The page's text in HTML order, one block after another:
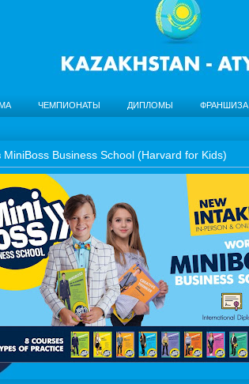
ЧЕМПИОНАТЫ ДИПЛОМЫ ФРАНШИЗА
Business School (Harvard for Kids)